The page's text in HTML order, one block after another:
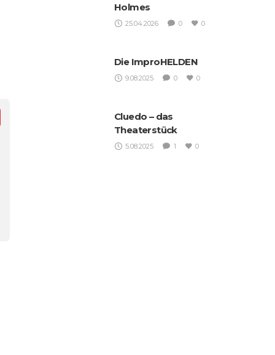
Holmes
25.04.2026 0 0
Die ImproHELDEN
9.08.2025 0 0
Cluedo – das
Theaterstück
5.08.2025 1 0